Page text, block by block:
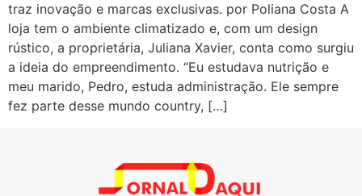
traz inovação e marcas exclusivas. por Poliana Costa A
loja tem o ambiente climatizado e, com um design
rústico, a proprietária, Juliana Xavier, conta como surgiu
a ideia do empreendimento. “Eu estudava nutrição e
meu marido, Pedro, estuda administração. Ele sempre
fez parte desse mundo country, […]